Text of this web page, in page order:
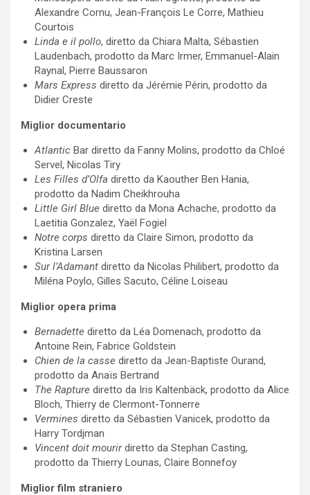
Alexandre Cornu, Jean-François Le Corre, Mathieu
Courtois
Linda e il pollo, diretto da Chiara Malta, Sébastien
Laudenbach, prodotto da Marc Irmer, Emmanuel-Alain
Raynal, Pierre Baussaron
Mars Express diretto da Jérémie Périn, prodotto da
Didier Creste
Miglior documentario
Atlantic Bar diretto da Fanny Molins, prodotto da Chloé
Servel, Nicolas Tiry
Les Filles d’Olfa diretto da Kaouther Ben Hania,
prodotto da Nadim Cheikhrouha
Little Girl Blue diretto da Mona Achache, prodotto da
Laetitia Gonzalez, Yaël Fogiel
Notre corps diretto da Claire Simon, prodotto da
Kristina Larsen
Sur l’Adamant diretto da Nicolas Philibert, prodotto da
Miléna Poylo, Gilles Sacuto, Céline Loiseau
Miglior opera prima
Bernadette diretto da Léa Domenach, prodotto da
Antoine Rein, Fabrice Goldstein
Chien de la casse diretto da Jean-Baptiste Ourand,
prodotto da Anaïs Bertrand
The Rapture diretto da Iris Kaltenbäck, prodotto da Alice
Bloch, Thierry de Clermont-Tonnerre
Vermines diretto da Sébastien Vanicek, prodotto da
Harry Tordjman
Vincent doit mourirdiretto da Stephan Casting,
prodotto da Thierry Lounas, Claire Bonnefoy
Miglior film straniero